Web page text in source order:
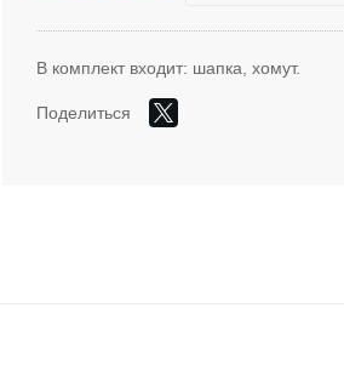
В комплект входит: шапка, хомут.
Поделиться